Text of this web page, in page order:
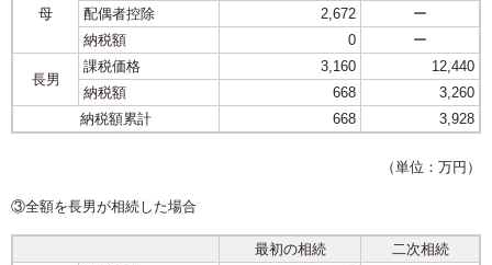
母
配偶者控除
2,672
ー
納税額
0 ー
長男
課税価格 3,160
12,440
納税額
668
3,260
納税額累計
668 3,928
（単位：万円）
③全額を長男が相続した場合
最初の相続 二次相続